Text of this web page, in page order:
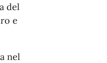
del
e
nel